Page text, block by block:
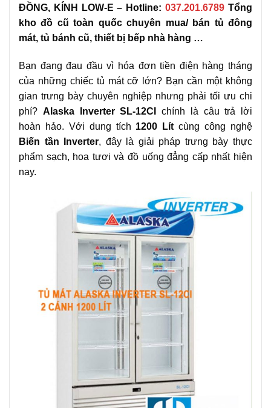
ĐỒNG, KÍNH LOW-E – Hotline:037.201.6789 Tổng
kho đồ cũ toàn quốc chuyên mua/ bán tủ đông
mát, tủ bánh cũ, thiết bị bếp nhà hàng …
Bạn đang đau đầu vì hóa đơn tiền điện hàng tháng
của những chiếc tủ mát cỡ lớn? Bạn cần một không
gian trưng bày chuyên nghiệp nhưng phải tối ưu chi
phí? Alaska Inverter SL-12CI
chính là câu trả lời
hoàn hảo. Với dung tích 1200 Lít cùng công nghệ
Biến tần Inverter, đây là giải pháp trưng bày thực
phẩm sạch, hoa tươi và đồ uống đẳng cấp nhất hiện
nay.